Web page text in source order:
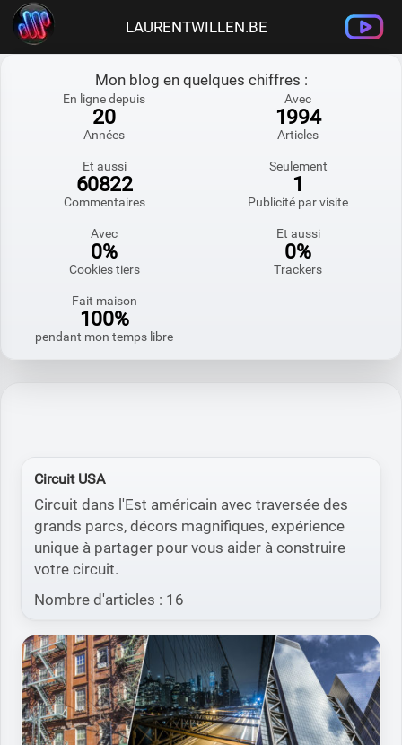
LAURENTWILLEN.BE
Mon blog en quelques chiffres :
En ligne depuis
20
Années
Avec
1994
Articles
Et aussi
60822
Commentaires
Seulement
1
Publicité par visite
Avec
0%
Cookies tiers
Et aussi
0%
Trackers
Fait maison
100%
pendant mon temps libre
Circuit USA
Circuit dans l'Est américain avec traversée des
grands parcs, décors magnifiques, expérience
unique à partager pour vous aider à construire
votre circuit.
Nombre d'articles : 16